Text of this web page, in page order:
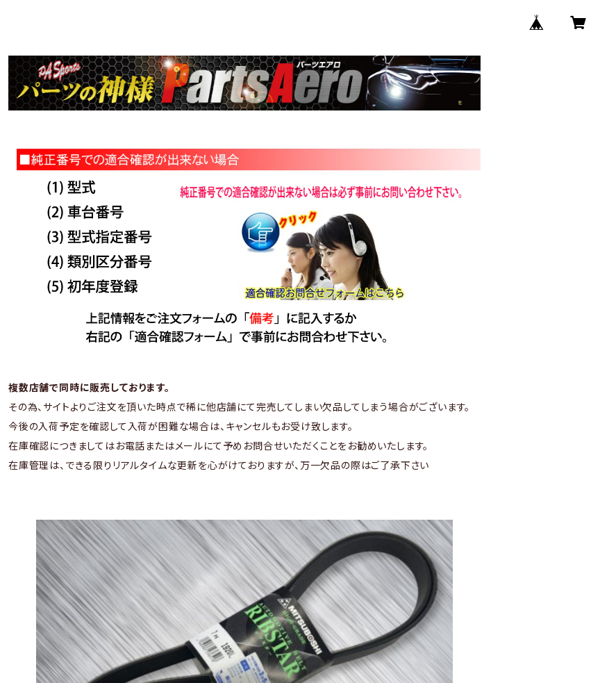
複数店舗で同時に販売しております。
その為、サイトよりご注文を頂いた時点で稀に他店舗にて完売してしまい欠品してしまう場合がございます。
今後の入荷予定を確認して入荷が困難な場合は、キャンセルもお受け致します。
在庫確認につきましてはお電話またはメールにて予めお問合せいただくことをお勧めいたします。
在庫管理は、できる限りリアルタイムな更新を心がけておりますが、万一欠品の際はご了承下さい